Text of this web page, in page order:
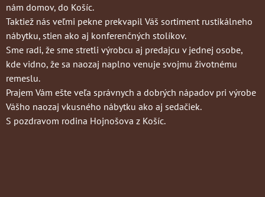
nám domov, do Košíc.
Taktiež nás veľmi pekne prekvapil Váš sortiment rustikálneho
nábytku, stien ako aj konferenčných stolíkov.
Sme radi, že sme stretli výrobcu aj predajcu v jednej osobe,
kde vidno, že sa naozaj naplno venuje svojmu životnému
remeslu.
Prajem Vám ešte veľa správnych a dobrých nápadov pri výrobe
Vášho naozaj vkusného nábytku ako aj sedačiek.
S pozdravom rodina Hojnošova z Košíc.